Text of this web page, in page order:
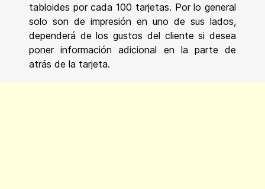
tabloides por cada 100 tarjetas. Por lo general
solo son de impresión en uno de sus lados,
dependerá de los gustos del cliente si desea
poner información adicional en la parte de
atrás de la tarjeta.